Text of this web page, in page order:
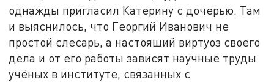
однажды пригласил Катерину с дочерью. Там
и выяснилось, что Георгий Иванович не
простой слесарь, а настоящий виртуоз своего
дела и от его работы зависят научные труды
учёных в институте, связанных с